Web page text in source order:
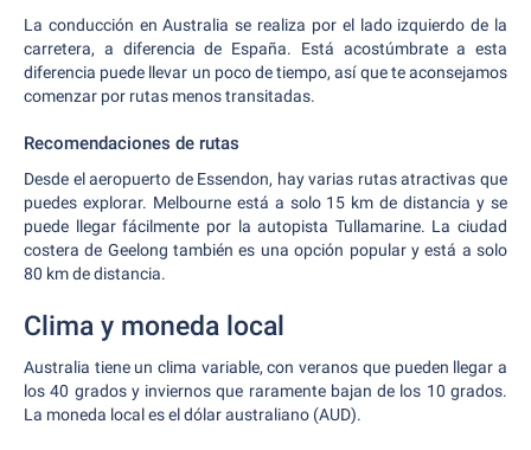
La conducción en Australia se realiza por el lado izquierdo de la
carretera, a diferencia de España. Está acostúmbrate a esta
diferencia puede llevar un poco de tiempo, así que te aconsejamos
comenzar por rutas menos transitadas.
Recomendaciones de rutas
Desde el aeropuerto de Essendon, hay varias rutas atractivas que
puedes explorar. Melbourne está a solo 15 km de distancia y se
puede llegar fácilmente por la autopista Tullamarine. La ciudad
costera de Geelong también es una opción popular y está a solo
80 km de distancia.
Clima y moneda local
Australia tiene un clima variable, con veranos que pueden llegar a
los 40 grados y inviernos que raramente bajan de los 10 grados.
La moneda local es el dólar australiano (AUD).